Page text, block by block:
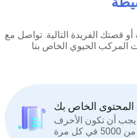
قصتك الفريدة التالية. تواصل مع
الخاص بك
أن تكون الأحرف